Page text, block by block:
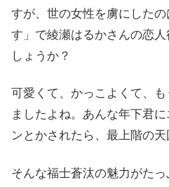
すが、世の女性を虜にした
す」で綾瀬はるかさんの恋
しょうか？
可愛くて、かっこよくて、
ましたよね。あんな年下君
ンとかされたら、最上階の天
そんな福士蒼汰の魅力がた